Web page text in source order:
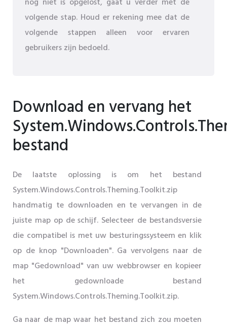
volgende stap. Houd er rekening mee dat de
volgende stappen alleen voor ervaren
gebruikers zijn bedoeld.
Download en vervang het
bestand
De laatste oplossing is om het bestand
System.Windows.Controls.Theming.Toolkit.zip
handmatig te downloaden en te vervangen in de
juiste map op de schijf. Selecteer de bestandsversie
die compatibel is met uw besturingssysteem en klik
op de knop "Downloaden". Ga vervolgens naar de
map "Gedownload" van uw webbrowser en kopieer
het gedownloade bestand
System.Windows.Controls.Theming.Toolkit.zip.
Ga naar de map waar het bestand zich zou moeten